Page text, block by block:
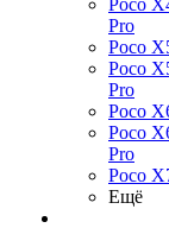
Poco
Pro
Poco
Poco
Pro
Poco
Poco
Pro
Poco
Ещё